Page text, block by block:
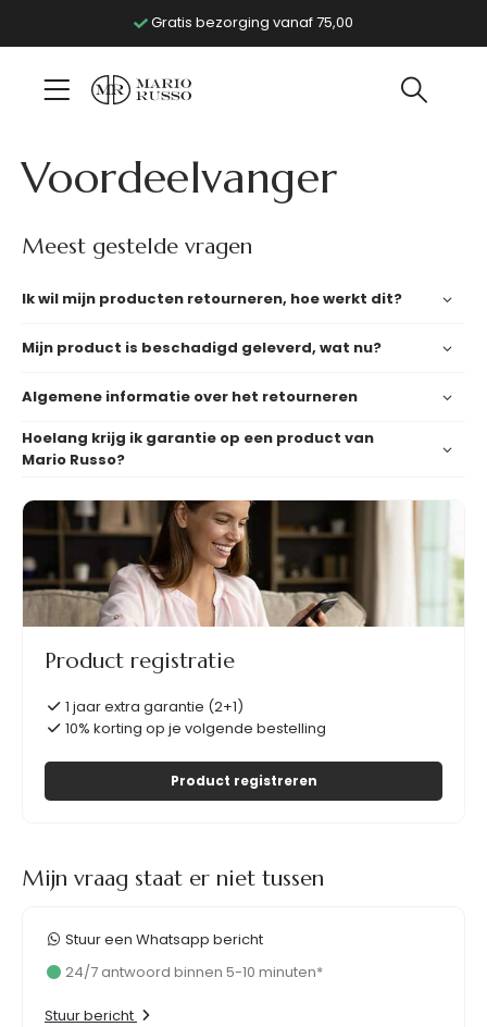
Gratis bezorging vanaf 75,00
Voordeelvanger
Meest gestelde vragen
Ik wil mijn producten retourneren, hoe werkt dit?
Mijn product is beschadigd geleverd, wat nu?
Algemene informatie over het retourneren
Hoelang krijg ik garantie op een product van
Mario Russo?
Product registratie
1 jaar extra garantie (2+1)
10% korting op je volgende bestelling
Product registreren
Mijn vraag staat er niet tussen
Stuur een Whatsapp bericht
24/7 antwoord binnen 5-10 minuten*
Stuur bericht